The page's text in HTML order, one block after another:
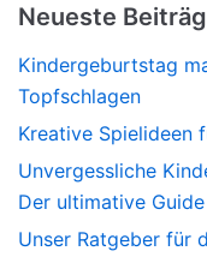
Neueste
Kindergeburtstag
Topfschlagen
Kreative Spielideen
Unvergessliche
Der ultimative
Unser Ratgeber für